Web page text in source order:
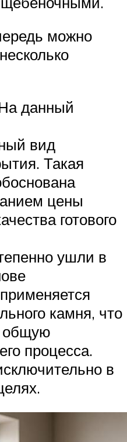
можно
данный
вид
Такая
цены
готового
ушли в
камня, что
общую
процесса.
в